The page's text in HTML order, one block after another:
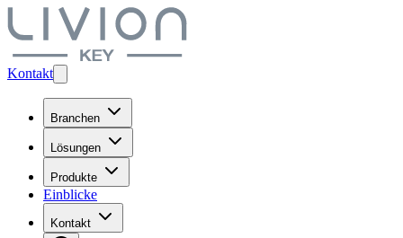
Kontakt
Branchen
Lösungen
Produkte
Einblicke
Kontakt